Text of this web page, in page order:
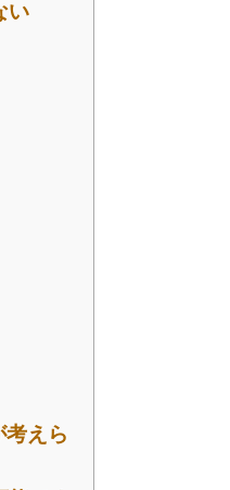
い
えら